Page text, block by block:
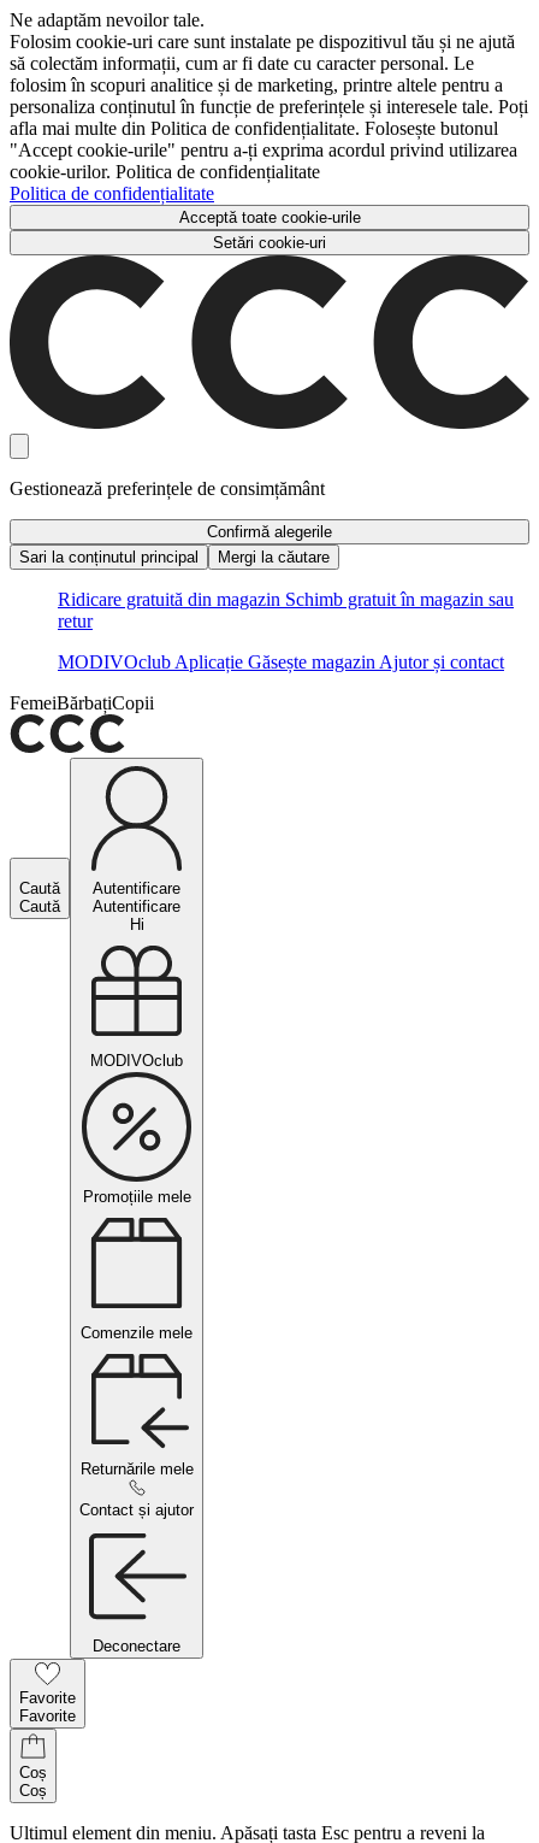
Ne adaptăm nevoilor tale.
Folosim cookie-uri care sunt instalate pe dispozitivul tău și ne ajută
să colectăm informații, cum ar fi date cu caracter personal. Le
folosim în scopuri analitice și de marketing, printre altele pentru a
personaliza conținutul în funcție de preferințele și interesele tale. Poți
afla mai multe din Politica de confidențialitate. Folosește butonul
"Accept cookie-urile" pentru a-ți exprima acordul privind utilizarea
cookie-urilor. Politica de confidențialitate
Politica de confidențialitate
Acceptă toate cookie-urile
Setări cookie-uri
Gestionează preferințele de consimțământ
Confirmă alegerile
Sari la conținutul principal
Mergi la căutare
Ridicare gratuită din magazin Schimb gratuit în magazin sau
retur
MODIVOclub Aplicație Găsește magazin Ajutor și contact
FemeiBărbațiCopii
Caută
Caută
Autentificare
Autentificare
Hi
MODIVOclub
Promoțiile mele
Comenzile mele
Returnările mele
Contact și ajutor
Deconectare
Favorite
Favorite
Coș
Coș
Ultimul element din meniu. Apăsați tasta Esc pentru a reveni la